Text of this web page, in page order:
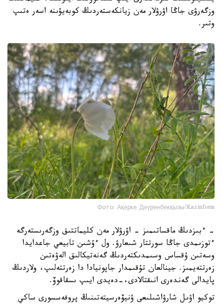
وزگەرۋى جاڭا اۋرۋلار مەن زيانكەستەردىڭ كوبەيۋىنە اسەر ەتىپ
وتىر.
Фото: Ақерке Дәуренбекқызы/Kazinform
- ءبىزدىڭ ماقساتىمىز - اۋرۋلار مەن كليماتتىق وزگەرىستەرگە
ءتوزىمدى جاڭا سورتتار شىعارۋ. ول ءۇشىن تابيعي جاعدايدا
وسەتىن ۇقساس وسىمدىكتەردىڭ گەنەتيكالىق الەۋەتىن
زەرتتەيمىز. جينالعان تۇقىمدار جاپونيادا دا زەرتتەلىپ، ولاردىڭ
پايدالى گەندەرى انىقتالادى،-دەيدى ايىپ ىسقاقوۆ.
توكيو اۋىل شارۋاشىلىعى ۋنيۆەرسيتەتىنىڭ پروفەسسورى ساكي